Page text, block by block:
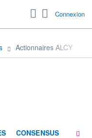
Connexion
Actionnaires ALCY
CONSENSUS